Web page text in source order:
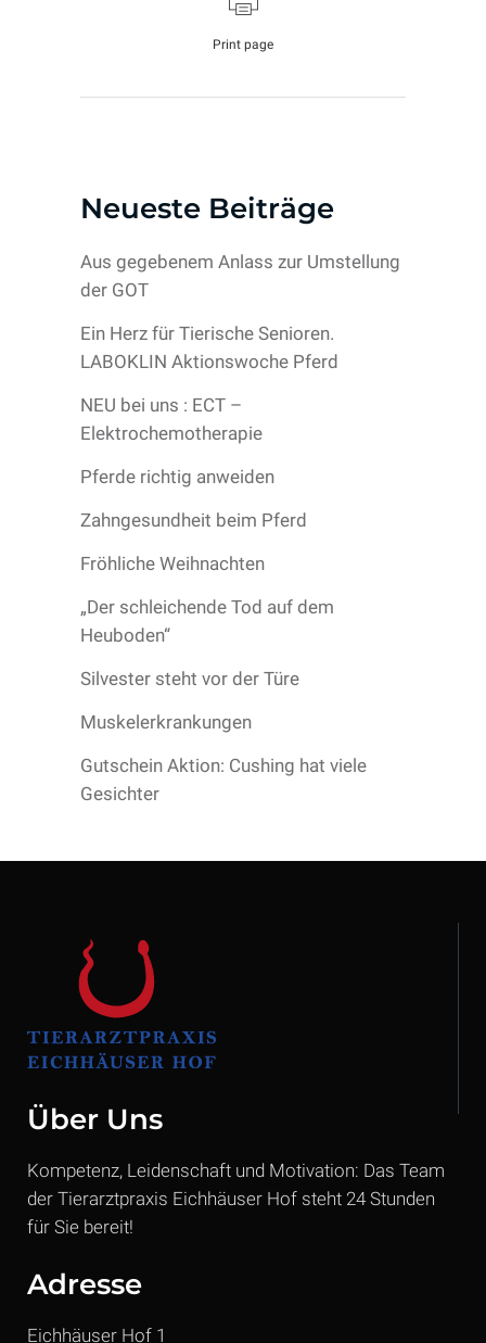
Print page
Neueste Beiträge
Aus gegebenem Anlass zur Umstellung
der GOT
Ein Herz für Tierische Senioren.
LABOKLIN Aktionswoche Pferd
NEU bei uns : ECT –
Elektrochemotherapie
Pferde richtig anweiden
Zahngesundheit beim Pferd
Fröhliche Weihnachten
„Der schleichende Tod auf dem
Heuboden“
Silvester steht vor der Türe
Muskelerkrankungen
Gutschein Aktion: Cushing hat viele
Gesichter
Über Uns
Kompetenz, Leidenschaft und Motivation: Das Team
der Tierarztpraxis Eichhäuser Hof steht 24 Stunden
für Sie bereit!
Adresse
Eichhäuser Hof 1